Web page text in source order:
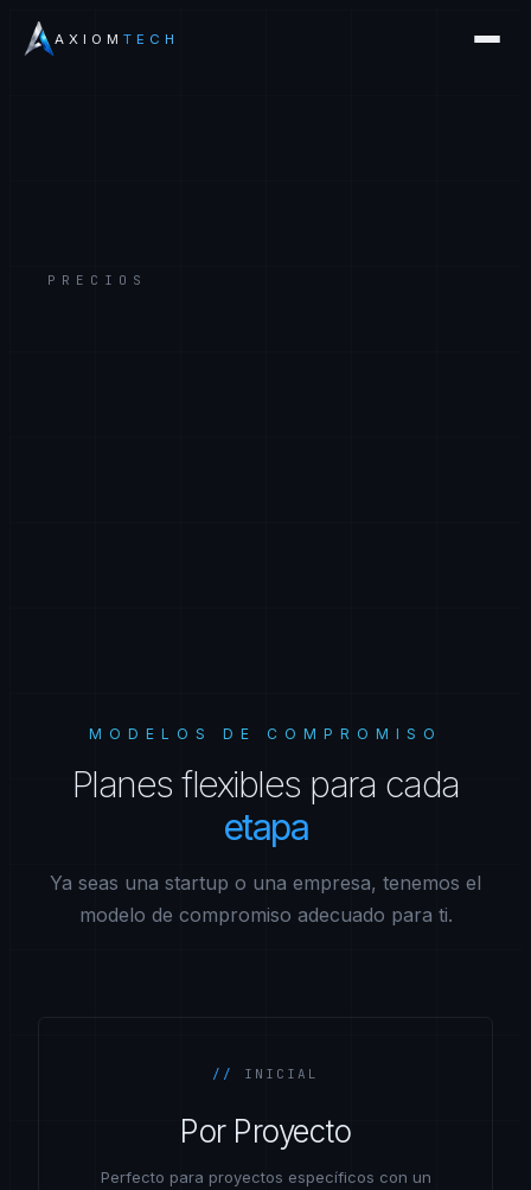
AXIOM TECH
PRECIOS
MODELOS DE COMPROMISO
Planes flexibles para cada
etapa
Ya seas una startup o una empresa, tenemos el
modelo de compromiso adecuado para ti.
// INICIAL
Por Proyecto
Perfecto para proyectos específicos con un